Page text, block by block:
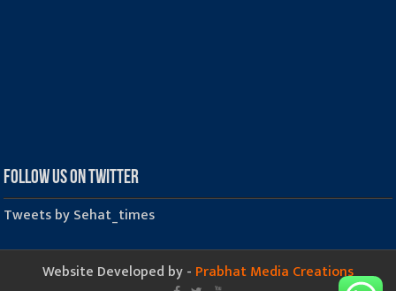
Follow us on Twitter
Tweets by Sehat_times
Website Developed by - Prabhat Media Creations